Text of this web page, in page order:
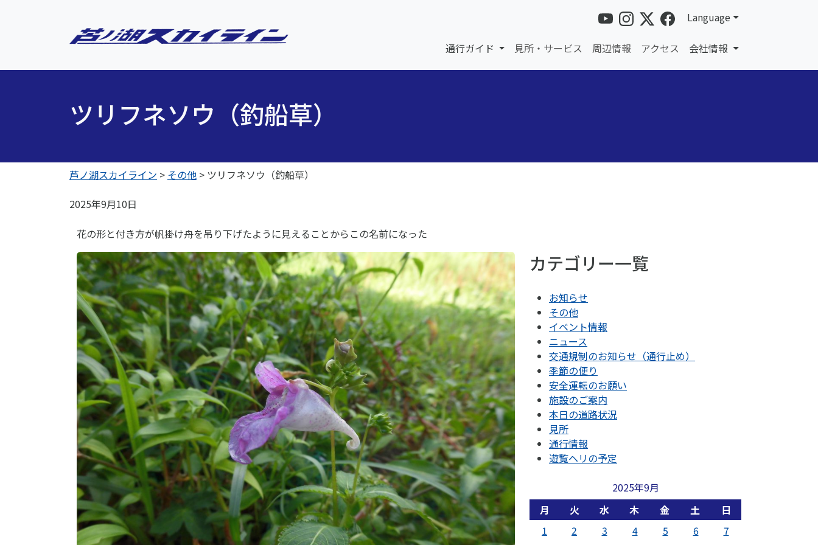
Language
通行ガイド 見所・サービス 周辺情報 アクセス 会社情報
ツリフネソウ（釣船草）
芦ノ湖スカイライン > その他 > ツリフネソウ（釣船草）
2025年9月10日
花の形と付き方が帆掛け舟を吊り下げたように見えることからこの名前になった
カテゴリー一覧
お知らせ
その他
イベント情報
ニュース
交通規制のお知らせ（通行止め）
季節の便り
安全運転のお願い
施設のご案内
本日の道路状況
見所
通行情報
遊覧ヘリの予定
2025年9月
月
火 水 木 金 土
日
1
2 3 4 5 6
7